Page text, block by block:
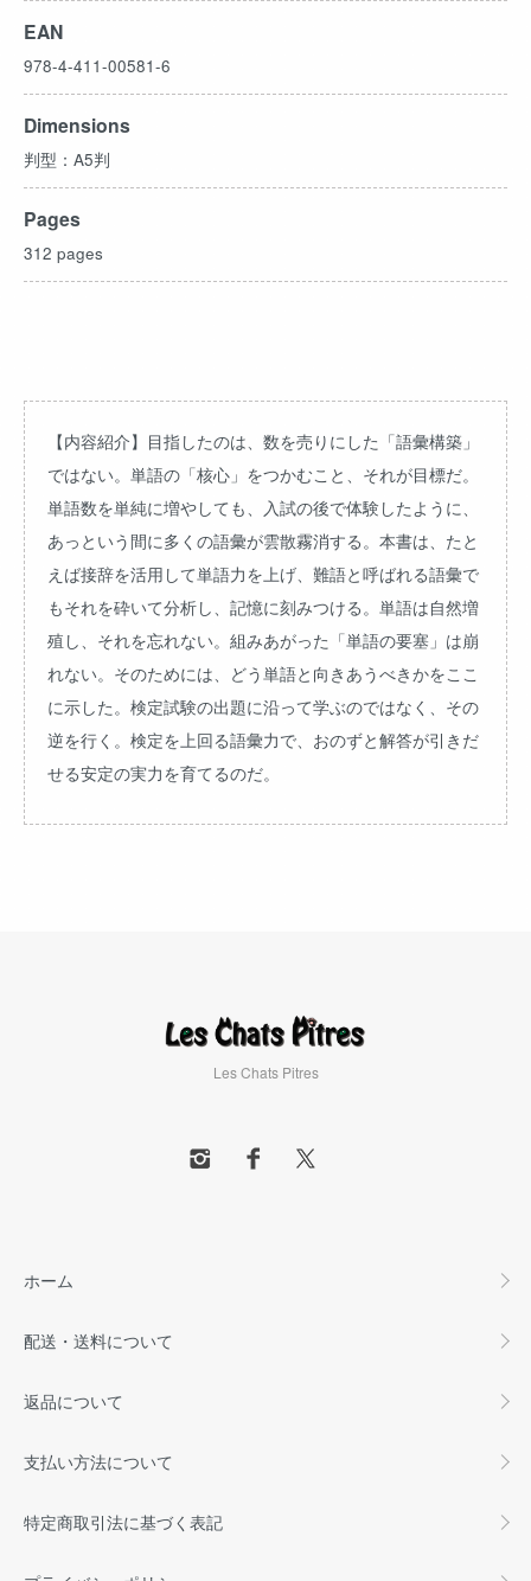
EAN
978-4-411-00581-6
Dimensions
判型：A5判
Pages
312 pages
【内容紹介】目指したのは、数を売りにした「語彙構築」
ではない。単語の「核心」をつかむこと、それが目標だ。
単語数を単純に増やしても、入試の後で体験したように、
あっという間に多くの語彙が雲散霧消する。本書は、たと
えば接辞を活用して単語力を上げ、難語と呼ばれる語彙で
もそれを砕いて分析し、記憶に刻みつける。単語は自然増
殖し、それを忘れない。組みあがった「単語の要塞」は崩
れない。そのためには、どう単語と向きあうべきかをここ
に示した。検定試験の出題に沿って学ぶのではなく、その
逆を行く。検定を上回る語彙力で、おのずと解答が引きだ
せる安定の実力を育てるのだ。
Les Chats Pitres
ホーム
配送・送料について
返品について
支払い方法について
特定商取引法に基づく表記